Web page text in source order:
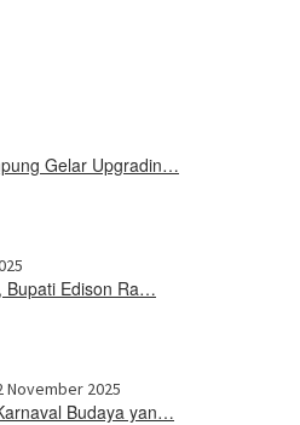
Gelar Upgradin…
Bupati Edison Ra…
November 2025
Budaya yan…